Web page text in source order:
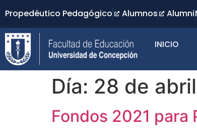
Propedéutico Pedagógico Alumnos Alumni
INICIO
Día: 28 de
Fondos 2021 para